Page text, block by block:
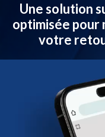
Une solution
optimisée pour
votre